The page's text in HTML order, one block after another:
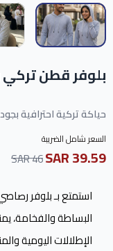
بلوفر قطن
حياكة تركية احترافية
السعر شامل الضريبة
39.59 SAR
46 SAR
استمتع بـ بلوفر
البساطة والفخامة،
الإطلالات اليومية